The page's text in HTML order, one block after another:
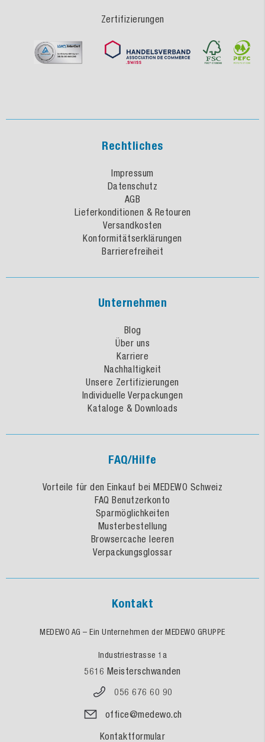
Zertifizierungen
Rechtliches
Impressum
Datenschutz
AGB
Lieferkonditionen & Retouren
Versandkosten
Konformitätserklärungen
Barrierefreiheit
Unternehmen
Blog
Über uns
Karriere
Nachhaltigkeit
Unsere Zertifizierungen
Individuelle Verpackungen
Kataloge & Downloads
FAQ/Hilfe
Vorteile für den Einkauf bei MEDEWO Schweiz
FAQ Benutzerkonto
Sparmöglichkeiten
Musterbestellung
Browsercache leeren
Verpackungsglossar
Kontakt
MEDEWO AG – Ein Unternehmen der MEDEWO GRUPPE
Industriestrasse 1a
5616 Meisterschwanden
056 676 60 90
office@medewo.ch
Kontaktformular